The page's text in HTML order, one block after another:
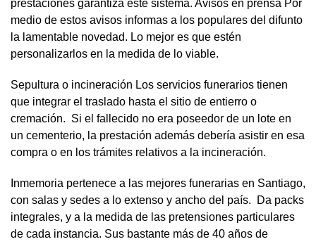
prestaciones garantiza este sistema. Avisos en prensa Por
medio de estos avisos informas a los populares del difunto
la lamentable novedad. Lo mejor es que estén
personalizarlos en la medida de lo viable.
Sepultura o incineración Los servicios funerarios tienen
que integrar el traslado hasta el sitio de entierro o
cremación. Si el fallecido no era poseedor de un lote en
un cementerio, la prestación además debería asistir en esa
compra o en los trámites relativos a la incineración.
Inmemoria pertenece a las mejores funerarias en Santiago,
con salas y sedes a lo extenso y ancho del país. Da packs
integrales, y a la medida de las pretensiones particulares
de cada instancia. Sus bastante más de 40 años de